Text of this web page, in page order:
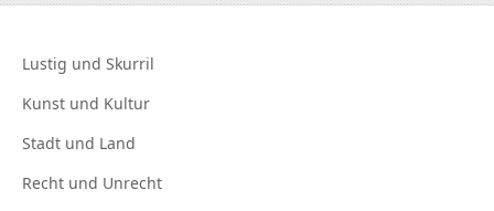
Lustig und Skurril
Kunst und Kultur
Stadt und Land
Recht und Unrecht